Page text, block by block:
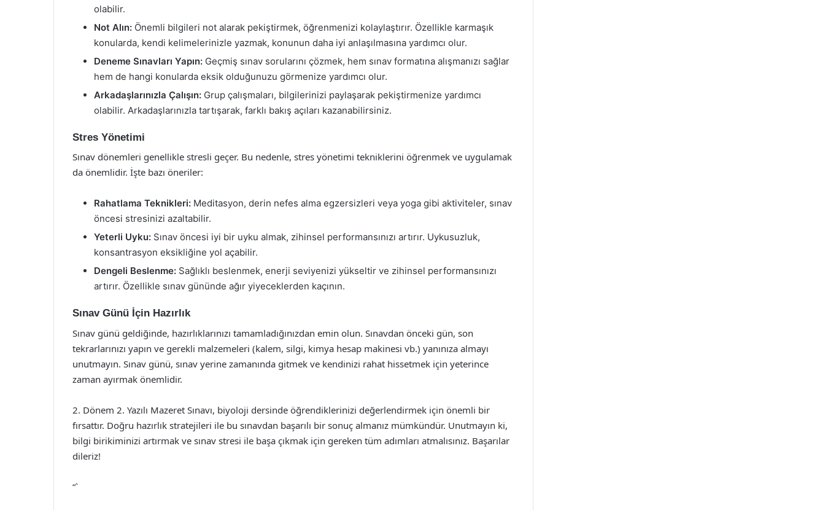
olabilir.
Not Alın: Önemli bilgileri not alarak pekiştirmek, öğrenmenizi kolaylaştırır. Özellikle karmaşık
konularda, kendi kelimelerinizle yazmak, konunun daha iyi anlaşılmasına yardımcı olur.
Deneme Sınavları Yapın: Geçmiş sınav sorularını çözmek, hem sınav formatına alışmanızı sağlar
hem de hangi konularda eksik olduğunuzu görmenize yardımcı olur.
Arkadaşlarınızla Çalışın: Grup çalışmaları, bilgilerinizi paylaşarak pekiştirmenize yardımcı
olabilir. Arkadaşlarınızla tartışarak, farklı bakış açıları kazanabilirsiniz.
Stres Yönetimi
Sınav dönemleri genellikle stresli geçer. Bu nedenle, stres yönetimi tekniklerini öğrenmek ve uygulamak
da önemlidir. İşte bazı öneriler:
Rahatlama Teknikleri: Meditasyon, derin nefes alma egzersizleri veya yoga gibi aktiviteler, sınav
öncesi stresinizi azaltabilir.
Yeterli Uyku: Sınav öncesi iyi bir uyku almak, zihinsel performansınızı artırır. Uykusuzluk,
konsantrasyon eksikliğine yol açabilir.
Dengeli Beslenme: Sağlıklı beslenmek, enerji seviyenizi yükseltir ve zihinsel performansınızı
artırır. Özellikle sınav gününde ağır yiyeceklerden kaçının.
Sınav Günü İçin Hazırlık
Sınav günü geldiğinde, hazırlıklarınızı tamamladığınızdan emin olun. Sınavdan önceki gün, son
tekrarlarınızı yapın ve gerekli malzemeleri (kalem, silgi, kimya hesap makinesi vb.) yanınıza almayı
unutmayın. Sınav günü, sınav yerine zamanında gitmek ve kendinizi rahat hissetmek için yeterince
zaman ayırmak önemlidir.
2. Dönem 2. Yazılı Mazeret Sınavı, biyoloji dersinde öğrendiklerinizi değerlendirmek için önemli bir
fırsattır. Doğru hazırlık stratejileri ile bu sınavdan başarılı bir sonuç almanız mümkündür. Unutmayın ki,
bilgi birikiminizi artırmak ve sınav stresi ile başa çıkmak için gereken tüm adımları atmalısınız. Başarılar
dileriz!
“`